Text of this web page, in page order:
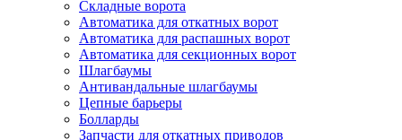
Складные ворота
Автоматика для откатных ворот
Автоматика для распашных ворот
Автоматика для секционных ворот
Шлагбаумы
Антивандальные шлагбаумы
Цепные барьеры
Болларды
Запчасти для откатных приводов